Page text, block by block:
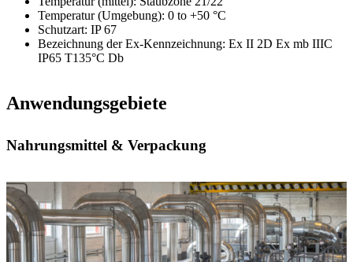
Temperatur (Umgebung): 0 to +50 °C
Schutzart: IP 67
Bezeichnung der Ex-Kennzeichnung: Ex II 2D Ex mb IIIC
IP65 T135°C Db
Anwendungsgebiete
Nahrungsmittel & Verpackung